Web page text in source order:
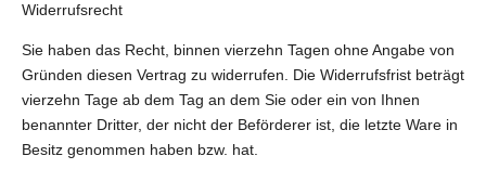
Widerrufsrecht
Sie haben das Recht, binnen vierzehn Tagen ohne Angabe von
Gründen diesen Vertrag zu widerrufen. Die Widerrufsfrist beträgt
vierzehn Tage ab dem Tag an dem Sie oder ein von Ihnen
benannter Dritter, der nicht der Beförderer ist, die letzte Ware in
Besitz genommen haben bzw. hat.